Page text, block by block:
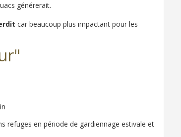
générerait.
car beaucoup plus impactant pour les
refuges en période de gardiennage estivale et